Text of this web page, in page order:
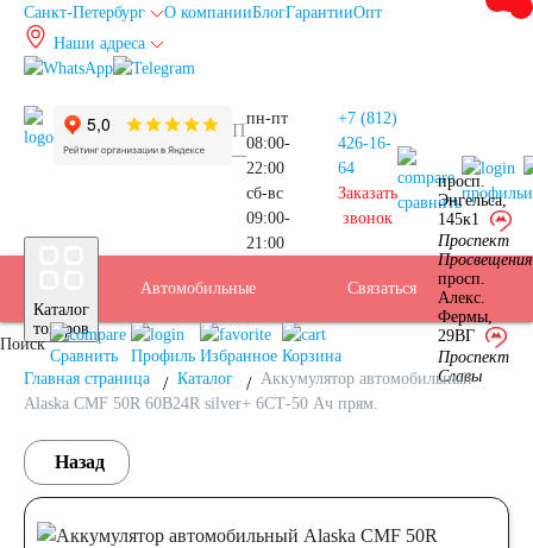
Санкт-Петербург О компанииБлогГарантииОпт
Наши адреса
пн-пт
08:00-
22:00
сб-вс
09:00-
21:00
+7 (812)
426-16-
64
Заказать
звонок
сравнить
профиль
Каталог
товаров
Автомобильные
аккумуляторы
Подбор
АКБ
Услуги
Бренды
Доставка
Оплата
Прием
Б/У
АКБ
Контакты
Связаться
Санкт-
Петербург
просп.
Энгельса,
145к1
Проспект
Просвещения
просп.
Алекс.
Фермы,
29ВГ
Проспект
Славы
Поиск
Сравнить Профиль Избранное Корзина
Главная страница
Каталог
Аккумулятор автомобильный
Alaska CMF 50R 60B24R silver+ 6СТ-50 Ач прям.
Назад